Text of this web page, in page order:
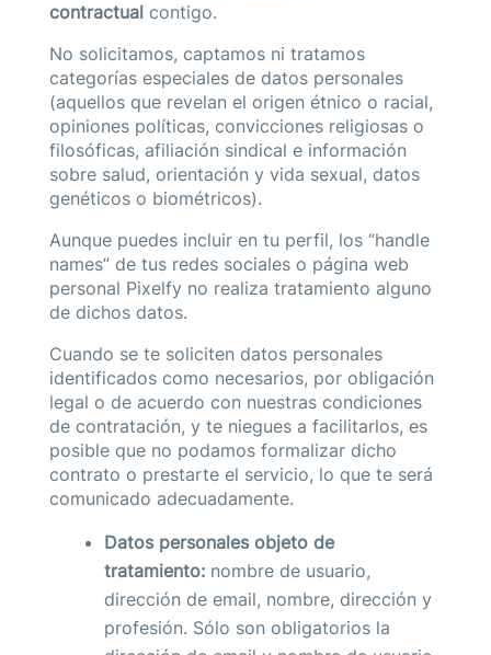
contractual contigo.
No solicitamos, captamos ni tratamos
categorías especiales de datos personales
(aquellos que revelan el origen étnico o racial,
opiniones políticas, convicciones religiosas o
filosóficas, afiliación sindical e información
sobre salud, orientación y vida sexual, datos
genéticos o biométricos).
Aunque puedes incluir en tu perfil, los “handle
names” de tus redes sociales o página web
personal Pixelfy no realiza tratamiento alguno
de dichos datos.
Cuando se te soliciten datos personales
identificados como necesarios, por obligación
legal o de acuerdo con nuestras condiciones
de contratación, y te niegues a facilitarlos, es
posible que no podamos formalizar dicho
contrato o prestarte el servicio, lo que te será
comunicado adecuadamente.
Datos personales objeto de
tratamiento: nombre de usuario,
dirección de email, nombre, dirección y
profesión. Sólo son obligatorios la